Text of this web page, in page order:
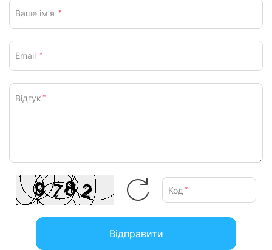
Ваше ім’я *
Email *
Відгук *
Код *
Відправити